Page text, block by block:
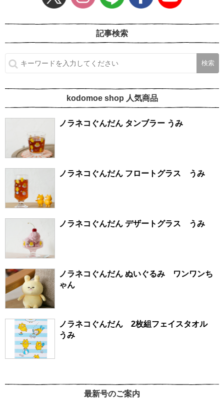
記事検索
kodomoe shop 人気商品
ノラネコぐんだん タンブラー うみ
ノラネコぐんだん フロートグラス うみ
ノラネコぐんだん デザートグラス うみ
ノラネコぐんだん ぬいぐるみ ワンワンち
ゃん
ノラネコぐんだん 2枚組フェイスタオル
うみ
最新号のご案内